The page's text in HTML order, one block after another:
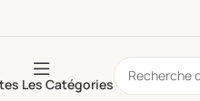
Les Catégories